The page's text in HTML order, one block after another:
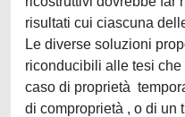
risultati cui ciascuna
Le diverse soluzioni
riconducibili alle tesi
caso di proprietà
di comproprietà , o di un